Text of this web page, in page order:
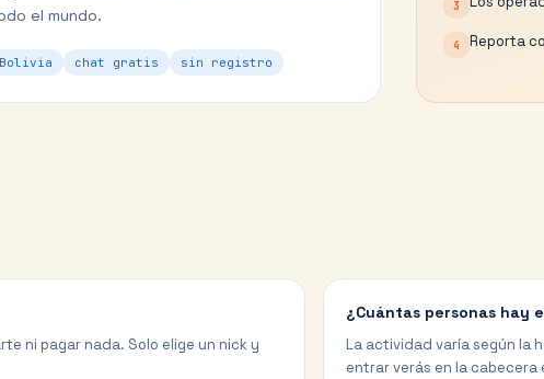
el mundo.
chat gratis sin registro
3
4 Reporta
ni pagar nada. Solo elige un nick y
¿Cuántas personas hay
La actividad varía según la
entrar verás en la